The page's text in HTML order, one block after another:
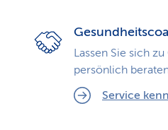
Lassen Sie sich
persönlich
Service